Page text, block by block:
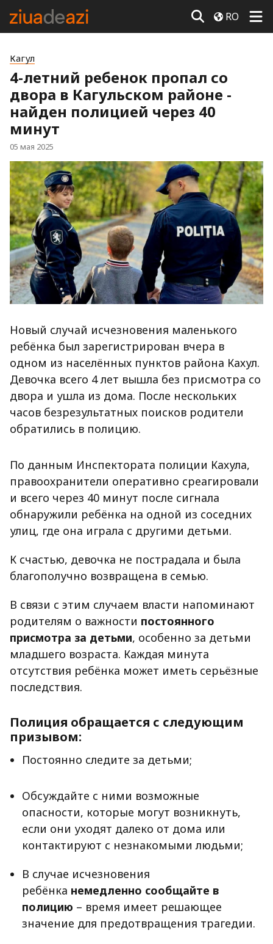
RO
Кагул
4-летний ребенок пропал со
двора в Кагульском районе -
найден полицией через 40
минут
05 мая 2025
Новый случай исчезновения маленького
ребёнка был зарегистрирован вчера в
одном из населённых пунктов района Кахул.
Девочка всего 4 лет вышла без присмотра со
двора и ушла из дома. После нескольких
часов безрезультатных поисков родители
обратились в полицию.
По данным Инспектората полиции Кахула,
правоохранители оперативно среагировали
и всего через 40 минут после сигнала
обнаружили ребёнка на одной из соседних
улиц, где она играла с другими детьми.
К счастью, девочка не пострадала и была
благополучно возвращена в семью.
В связи с этим случаем власти напоминают
родителям о важности постоянного
присмотра за детьми, особенно за детьми
младшего возраста. Каждая минута
отсутствия ребёнка может иметь серьёзные
последствия.
Полиция обращается с следующим
призывом:
Постоянно следите за детьми;
Обсуждайте с ними возможные
опасности, которые могут возникнуть,
если они уходят далеко от дома или
контактируют с незнакомыми людьми;
В случае исчезновения
ребёнка немедленно сообщайте в
полицию – время имеет решающее
значение для предотвращения трагедии.